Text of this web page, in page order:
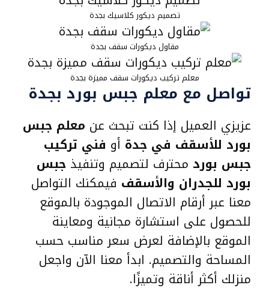
تصميم ديكور كلاسيك بجدة
مقاول ديكورات سقف بجدة
معلم تركيب ديكورات سقف مميزة بجدة
تواصل مع معلم جبس بورد بجدة
عزيزي العميل إذا كنت تبحث عن معلم جبس
بورد للأسقف في جدة أو فني تركيب
جبس بورد محترف لتصميم وتنفيذ جبس
بورد للجدران والأسقف فيمكنك التواصل
معنا عبر أرقام الاتصال الموجودة بالموقع
للحصول على استشارة مجانية ومعاينة
الموقع بالإضافة لعرض سعر مناسب حسب
المساحة والتصميم. ابدأ معنا الآن واجعل
منزلك أكثر أناقة وتميزًا.